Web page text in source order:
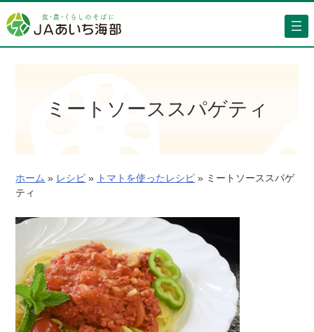
容
を
ミートソーススパゲティ
ホーム » レシピ » トマトを使ったレシピ » ミートソーススパゲ
ティ